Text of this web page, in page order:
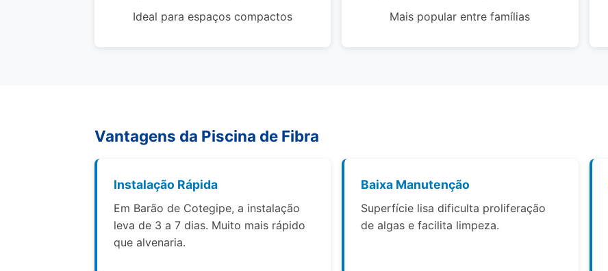
Ideal para espaços compactos Mais popular entre famílias
Vantagens da Piscina de Fibra
Instalação Rápida
Em Barão de Cotegipe, a instalação
leva de 3 a 7 dias. Muito mais rápido
que alvenaria.
Baixa Manutenção
Superfície lisa dificulta proliferação
de algas e facilita limpeza.